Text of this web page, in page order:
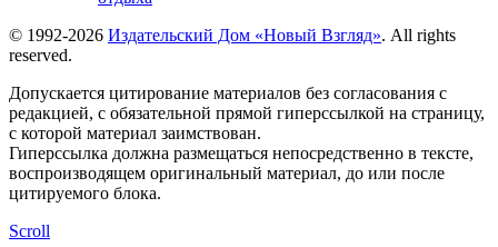
© 1992-2026 Издательский Дом «Новый Взгляд». All rights
reserved.
Допускается цитирование материалов без согласования с
редакцией, с обязательной прямой гиперссылкой на страницу,
с которой материал заимствован.
Гиперссылка должна размещаться непосредственно в тексте,
воспроизводящем оригинальный материал, до или после
цитируемого блока.
Scroll